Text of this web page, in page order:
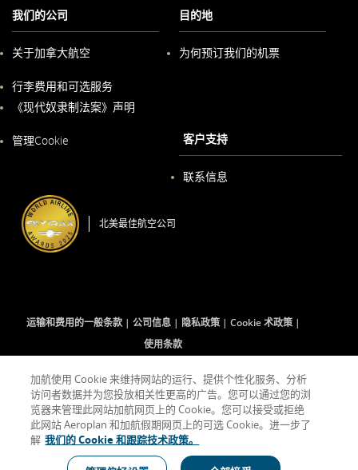
我们的公司
关于加拿大航空
新
窗
口
打
行李费用和可选服务
《现代奴隶制法案》声明
新
管理Cookie
目的地
为何预订我们的机票
客户支持
联系信息
北美最佳航空公司
运输和费用的一般条款 公司信息 隐私政策
Cookie 术政策
使用条款
Facebook
(打
开
新
窗
在
新
窗
口
内
外
部
网
站
可
Twitter
(打
开
新
窗
在
新
窗
口
内
外
部
网
站
可
不
YouTube
(打
开
新
窗
在
新
窗
口
内
开
外
部
网
站
RSS
Feeds
(打
开
在
新
窗
口
外
部
网
站
加航使用 Cookie 来维持网站的运行、提供个性化服务、分析
访问者数据并为您投放相关性更高的广告。您可以通过您的浏
览器来管理此网站加航网页上的 Cookie。您可以接受或拒绝
此网站 Aeroplan 和加航假期网页上的可选 Cookie。进一步了
解 我们的 Cookie 和跟踪技术政策。